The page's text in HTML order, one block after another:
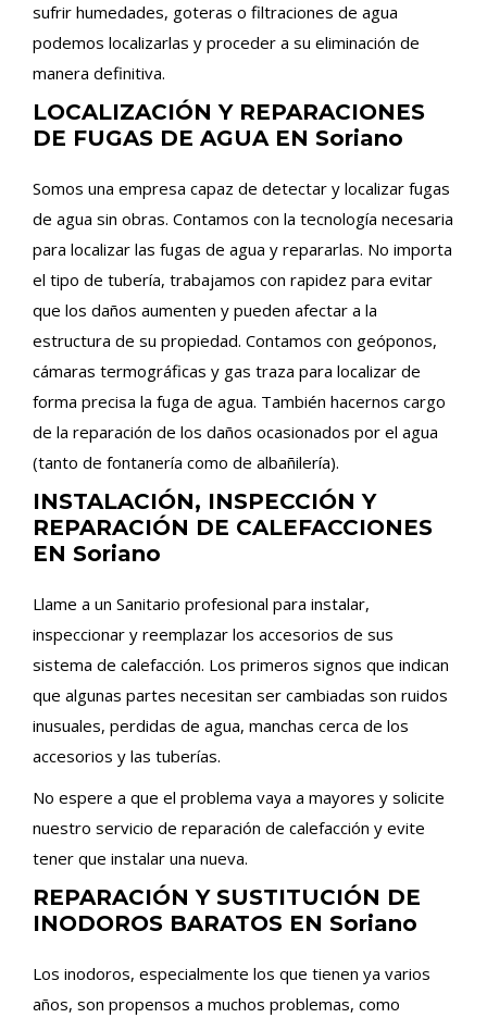
sufrir humedades, goteras o filtraciones de agua
podemos localizarlas y proceder a su eliminación de
manera definitiva.
LOCALIZACIÓN Y REPARACIONES
DE FUGAS DE AGUA EN Soriano
Somos una empresa capaz de detectar y localizar fugas
de agua sin obras. Contamos con la tecnología necesaria
para localizar las fugas de agua y repararlas. No importa
el tipo de tubería, trabajamos con rapidez para evitar
que los daños aumenten y pueden afectar a la
estructura de su propiedad. Contamos con geóponos,
cámaras termográficas y gas traza para localizar de
forma precisa la fuga de agua. También hacernos cargo
de la reparación de los daños ocasionados por el agua
(tanto de fontanería como de albañilería).
INSTALACIÓN, INSPECCIÓN Y
REPARACIÓN DE CALEFACCIONES
EN Soriano
Llame a un Sanitario profesional para instalar,
inspeccionar y reemplazar los accesorios de sus
sistema de calefacción. Los primeros signos que indican
que algunas partes necesitan ser cambiadas son ruidos
inusuales, perdidas de agua, manchas cerca de los
accesorios y las tuberías.
No espere a que el problema vaya a mayores y solicite
nuestro servicio de reparación de calefacción y evite
tener que instalar una nueva.
REPARACIÓN Y SUSTITUCIÓN DE
INODOROS BARATOS EN Soriano
Los inodoros, especialmente los que tienen ya varios
años, son propensos a muchos problemas, como